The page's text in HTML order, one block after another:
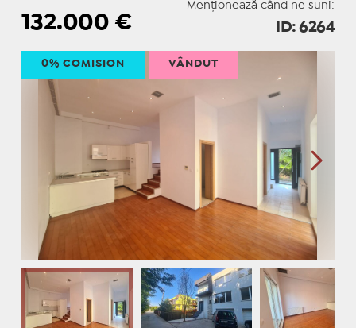
Menționează când ne suni:
132.000 € ID: 6264
0% COMISION VÂNDUT